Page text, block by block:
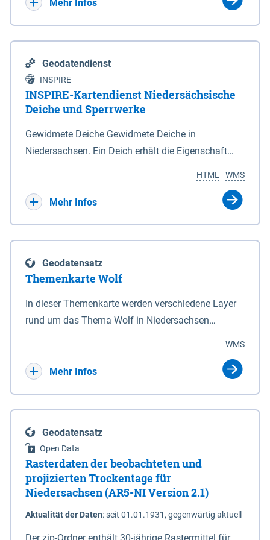
Mehr Infos
Geodatendienst
INSPIRE
INSPIRE-Kartendienst Niedersächsische
Deiche und Sperrwerke
Gewidmete Deiche Gewidmete Deiche in
Niedersachsen. Ein Deich erhält die Eigenschaft
Deichbehörde durch Verordnung ausspricht. Für
enthalten. Sperrwerke Sperrwerke sind Bauwerke
mit Sperrvorrichtungen in Tidegewässern, die dem
Schutz eines Gebietes vor erhöhten Tiden, vor allem
vor Sturmfluten, zu dienen bestimmt sind (§2 Abs.3
Eigenschaft eines Sperrwerkes durch Widmung, die
die Deichbehörde durch Verordnung ausspricht.
WMS
HTML
Mehr Infos
Geodatensatz
Themenkarte Wolf
In dieser Themenkarte werden verschiedene Layer
rund um das Thema Wolf in Niedersachsen
sowie Status der bestehenden Wolfsterritorien im
laufenden Monitoringjahr.
WMS
Mehr Infos
Geodatensatz
Open Data
Rasterdaten der beobachteten und
projizierten Trockentage für
Niedersachsen (AR5-NI Version 2.1)
Aktualität der Daten:seit 01.01.1931, gegenwärtig aktuell